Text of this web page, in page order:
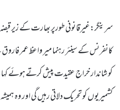
سرینگر:غیرقانونی طورپر بھارت کے زیر
کو شاندار خراج عقیدت پیش کرتے ہوئے
کشمیریوں کو تحریک دلاتی رہیں گی اور وہ